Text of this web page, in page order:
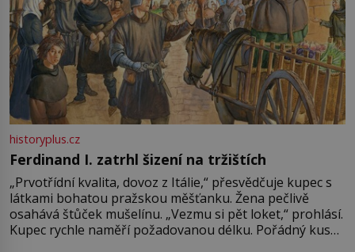
historyplus.cz
Ferdinand I. zatrhl šizení na tržištích
„Prvotřídní kvalita, dovoz z Itálie,“ přesvědčuje kupec s
látkami bohatou pražskou měšťanku. Žena pečlivě
osahává štůček mušelínu. „Vezmu si pět loket,“ prohlásí.
Kupec rychle naměří požadovanou délku. Pořádný kus